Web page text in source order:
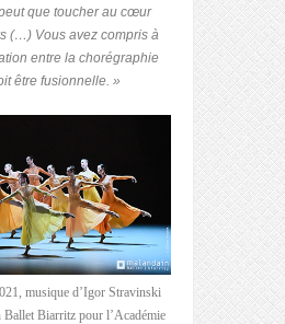
que toucher au cœur
(…) Vous avez compris à
entre la chorégraphie
être fusionnelle. »
musique d’Igor Stravinski
Biarritz pour l’Académie